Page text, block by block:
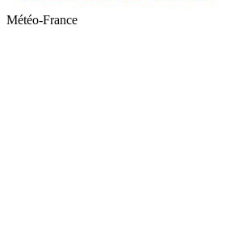
Météo-France